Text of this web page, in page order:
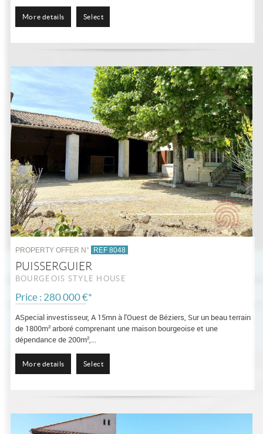
More details Select
PROPERTY OFFER N° REF 8048
PUISSERGUIER
BOURGEOIS STYLE HOUSE
Price : 280 000 €*
ASpecial investisseur, A 15mn à l'Ouest de Béziers, Sur un beau terrain
de 1800m² arboré comprenant une maison bourgeoise et une
dépendance de 200m²,...
More details Select